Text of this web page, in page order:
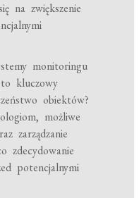
na zwiększenie
monitoringu
kluczowy
obiektów?
możliwe
zarządzanie
zdecydowanie
potencjalnymi